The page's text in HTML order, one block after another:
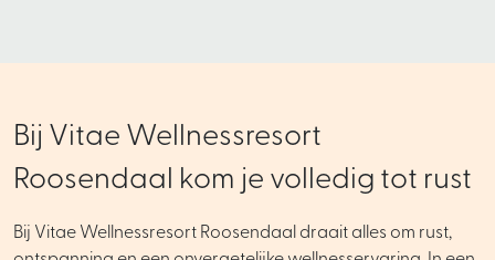
Bij Vitae Wellnessresort
Roosendaal kom je volledig tot rust
Bij Vitae Wellnessresort Roosendaal draait alles om rust,